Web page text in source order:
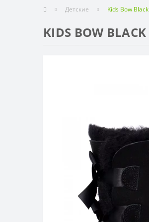
Детские Kids Bow Black
KIDS BOW BLACK